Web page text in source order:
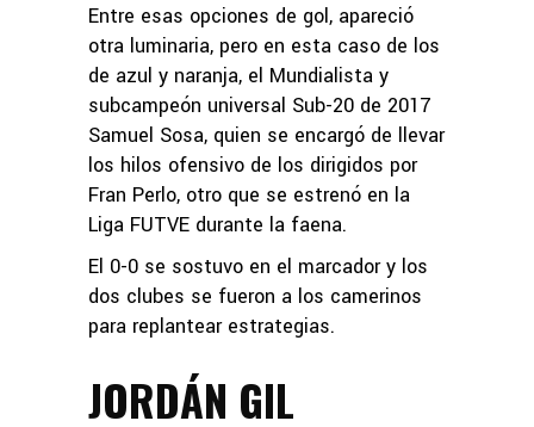
Entre esas opciones de gol, apareció
otra luminaria, pero en esta caso de los
de azul y naranja, el Mundialista y
subcampeón universal Sub-20 de 2017
Samuel Sosa, quien se encargó de llevar
los hilos ofensivo de los dirigidos por
Fran Perlo, otro que se estrenó en la
Liga FUTVE durante la faena.
El 0-0 se sostuvo en el marcador y los
dos clubes se fueron a los camerinos
para replantear estrategias.
JORDÁN GIL